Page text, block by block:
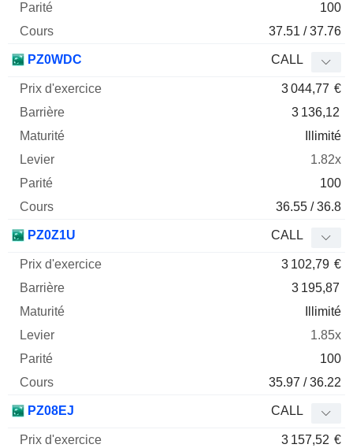
100
37.51 / 37.76
PZ0WDC CALL
3 044,77 €
3 136,12
Illimité
1.82x
100
36.55 / 36.8
PZ0Z1U CALL
3 102,79 €
3 195,87
Illimité
1.85x
100
35.97 / 36.22
PZ08EJ CALL
3 157,52 €